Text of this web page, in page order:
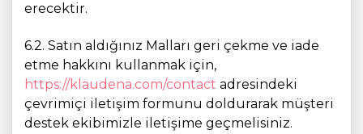
erecektir.
6.2. Satın aldığınız Malları geri çekme ve iade
etme hakkını kullanmak için,
https://klaudena.com/contact adresindeki
çevrimiçi iletişim formunu doldurarak müşteri
destek ekibimizle iletişime geçmelisiniz.